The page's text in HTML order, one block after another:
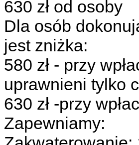
630 zł od osoby
Dla osób
jest zniżka:
580 zł - przy
uprawnieni tylko
630 zł -przy
Zapewniamy: